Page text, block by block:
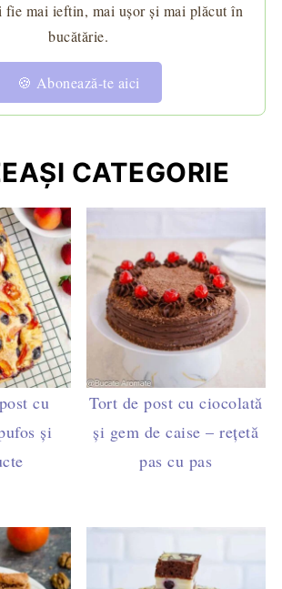
fie mai ieftin, mai ușor și mai plăcut în
bucătărie.
🍪 Abonează-te aici
CATEGORIE
cu
și
Tort de post cu ciocolată
și gem de caise – rețetă
pas cu pas